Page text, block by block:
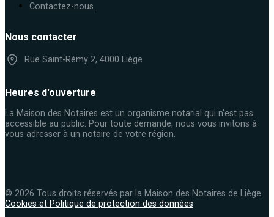
Contactez-nous
Nous contacter
Rue Saint-Rémy 2, 4000 Liège
Heures d'ouverture
La Maison des Notaires est un organisme notarial qui n'est pas
accessible au public. Pour toute demande, nous vous invitons à
vous adresser à un notaire de votre région.
© 2026 Tous droits réservés par la Maison des Notaires de Liège.
Cookies et Politique de protection des données